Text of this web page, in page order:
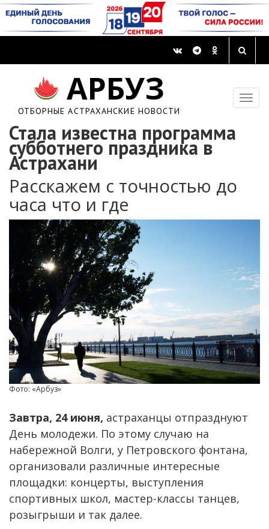
АРБУЗ
ОТБОРНЫЕ АСТРАХАНСКИЕ НОВОСТИ
Стала известна программа
субботнего праздника в
Астрахани
Расскажем с точностью до
часа что и где
Фото: «Арбуз»
Завтра, 24 июня, астраханцы отпразднуют
День молодежи. По этому случаю на
набережной Волги, у Петровского фонтана,
организовали различные интересные
площадки: концерты, выступления
спортивных школ, мастер-классы танцев,
розыгрыши и так далее.